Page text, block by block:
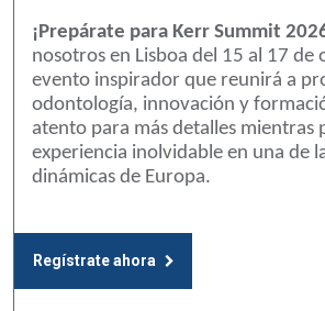
¡Prepárate para Kerr Summit
nosotros en Lisboa del 15 al 17 de
evento inspirador que reunirá a
odontología, innovación y
atento para más detalles mientras
experiencia inolvidable en una de
dinámicas de Europa.
Regístrate ahora